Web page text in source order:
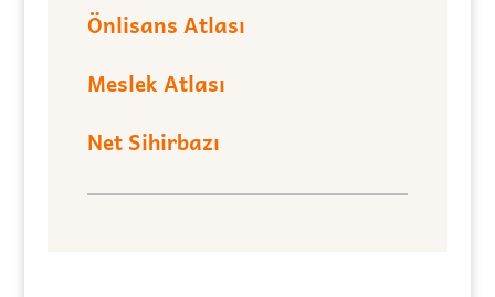
Önlisans Atlası
Meslek Atlası
Net Sihirbazı